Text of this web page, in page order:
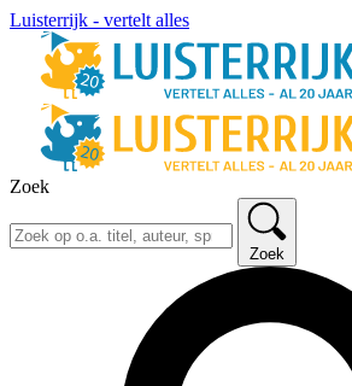
Luisterrijk - vertelt alles
Zoek
Zoek